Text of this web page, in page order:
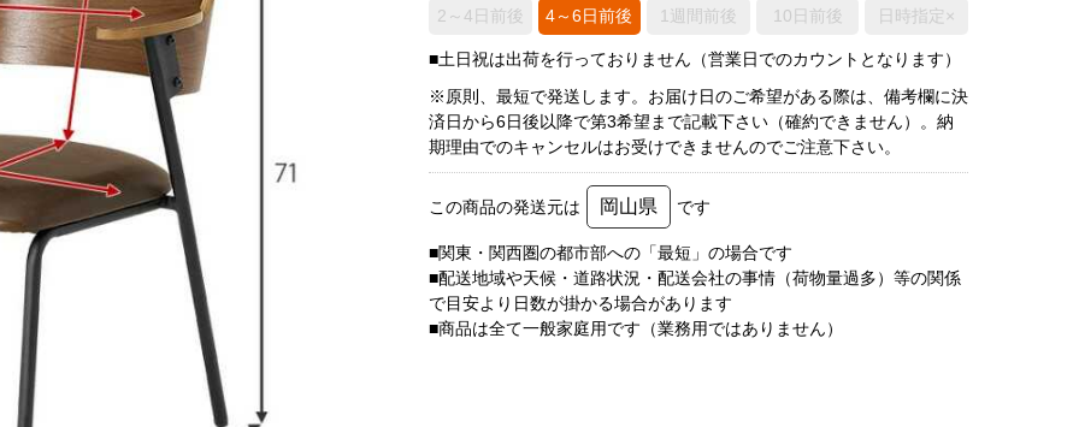
2～4日前後 4～6日前後 1週間前後 10日前後 日時指定×
■土日祝は出荷を行っておりません（営業日でのカウントとなります）
※原則、最短で発送します。お届け日のご希望がある際は、備考欄に決
済日から6日後以降で第3希望まで記載下さい（確約できません）。納
期理由でのキャンセルはお受けできませんのでご注意下さい。
この商品の発送元は 岡山県 です
■関東・関西圏の都市部への「最短」の場合です
■配送地域や天候・道路状況・配送会社の事情（荷物量過多）等の関係
で目安より日数が掛かる場合があります
■商品は全て一般家庭用です（業務用ではありません）